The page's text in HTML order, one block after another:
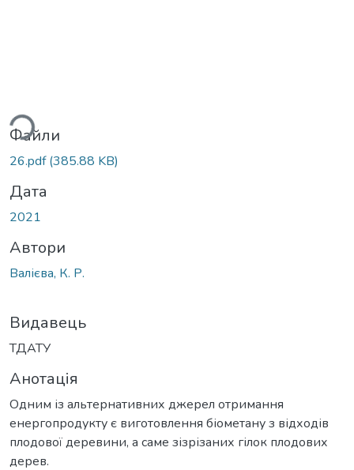
Файли
26.pdf(385.88 KB)
Дата
2021
Автори
Валієва, К. Р.
Видавець
ТДАТУ
Анотація
Одним із альтернативних джерел отримання
енергопродукту є виготовлення біометану з відходів
плодової деревини, а саме зізрізаних гілок плодових
дерев.